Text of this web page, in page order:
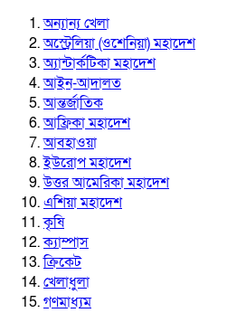
অন্যান্য খেলা
অস্ট্রেলিয়া (ওশেনিয়া) মহাদেশ
অ্যান্টার্কটিকা মহাদেশ
আইন-আদালত
আন্তর্জাতিক
আফ্রিকা মহাদেশ
আবহাওয়া
ইউরোপ মহাদেশ
উত্তর আমেরিকা মহাদেশ
এশিয়া মহাদেশ
কৃষি
ক্যাম্পাস
ক্রিকেট
খেলাধুলা
গণমাধ্যম